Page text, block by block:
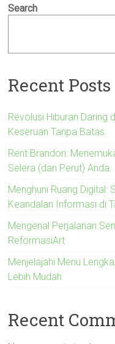
Search
Recent Posts
Revolusi Hiburan Daring
Keseruan Tanpa Batas
Rent Brandon:
Selera (dan Perut) Anda
Menghuni Ruang Digital:
Keandalan Informasi di
Mengenal Perjalanan
ReformasiArt
Menjelajahi Menu
Lebih Mudah
Recent